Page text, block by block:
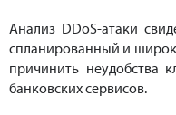
Анализ DDoS-атаки
спланированный и
причинить неудобства
банковских сервисов.